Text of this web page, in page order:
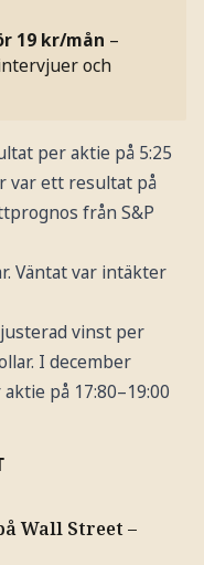
19 kr/mån –
och
per aktie på 5:25
var ett resultat på
från S&P
Väntat var intäkter
vinst per
I december
på 17:80–19:00
Wall Street –